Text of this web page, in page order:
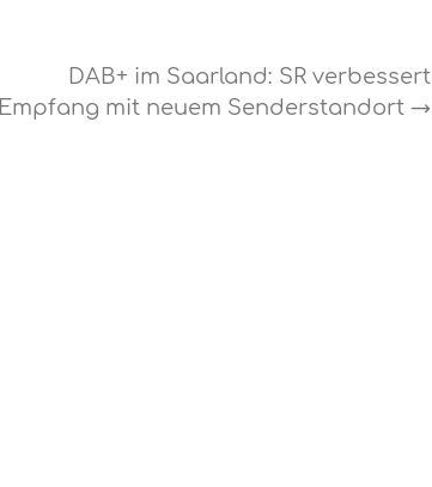
DAB+ im Saarland: SR verbessert
Empfang mit neuem Senderstandort →